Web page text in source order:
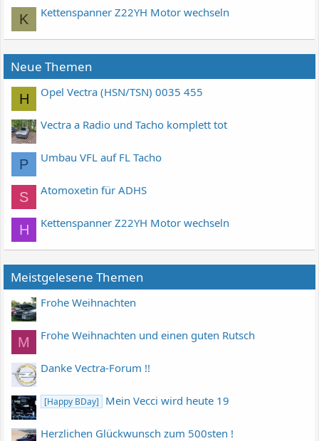
K Kettenspanner Z22YH Motor wechseln
Neue Themen
H Opel Vectra (HSN/TSN) 0035 455
Vectra a Radio und Tacho komplett tot
P Umbau VFL auf FL Tacho
S Atomoxetin für ADHS
H Kettenspanner Z22YH Motor wechseln
Meistgelesene Themen
Frohe Weihnachten
M Frohe Weihnachten und einen guten Rutsch
Danke Vectra-Forum !!
[Happy BDay] Mein Vecci wird heute 19
Herzlichen Glückwunsch zum 500sten !